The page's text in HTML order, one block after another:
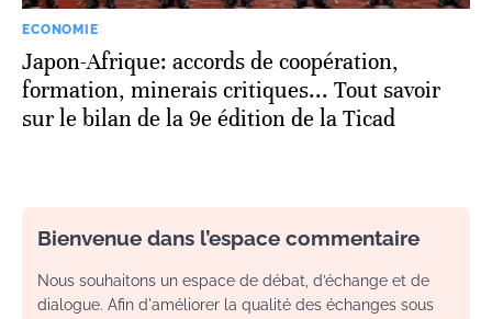
ECONOMIE
Japon-Afrique: accords de coopération,
formation, minerais critiques... Tout savoir
sur le bilan de la 9e édition de la Ticad
Bienvenue dans l’espace commentaire
Nous souhaitons un espace de débat, d’échange et de
dialogue. Afin d'améliorer la qualité des échanges sous